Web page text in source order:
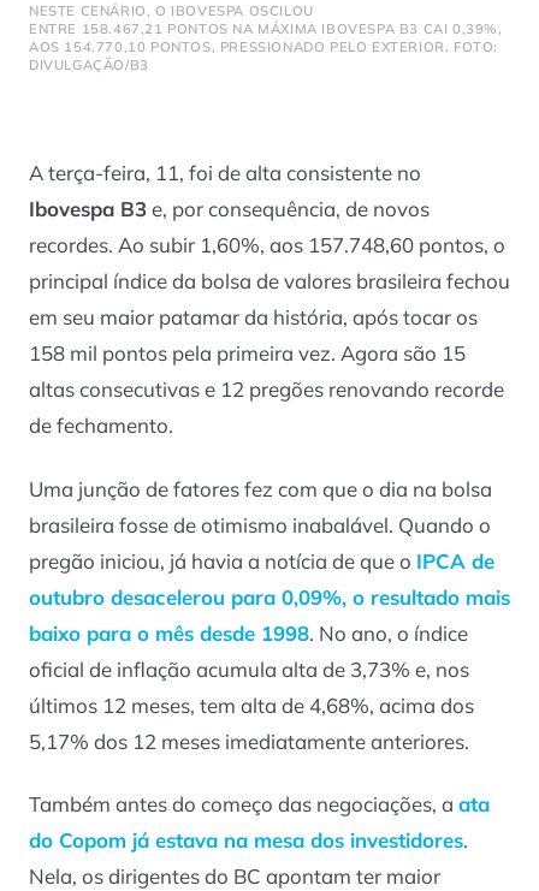
NESTE CENÁRIO, O IBOVESPA OSCILOU
ENTRE 158.467,21 PONTOS NA MÁXIMA IBOVESPA B3 CAI 0,39%,
AOS 154.770,10 PONTOS, PRESSIONADO PELO EXTERIOR. FOTO:
DIVULGAÇÃO/B3
A terça-feira, 11, foi de alta consistente no
Ibovespa B3e, por consequência, de novos
recordes. Ao subir 1,60%, aos 157.748,60 pontos, o
principal índice da bolsa de valores brasileira fechou
em seu maior patamar da história, após tocar os
158 mil pontos pela primeira vez. Agora são 15
altas consecutivas e 12 pregões renovando recorde
de fechamento.
Uma junção de fatores fez com que o dia na bolsa
brasileira fosse de otimismo inabalável. Quando o
pregão iniciou, já havia a notícia de que o IPCA de
outubro desacelerou para 0,09%, o resultado mais
baixo para o mês desde 1998. No ano, o índice
oficial de inflação acumula alta de 3,73% e, nos
últimos 12 meses, tem alta de 4,68%, acima dos
5,17% dos 12 meses imediatamente anteriores.
Também antes do começo das negociações, a ata
do Copom já estava na mesa dos investidores.
Nela, os dirigentes do BC apontam ter maior